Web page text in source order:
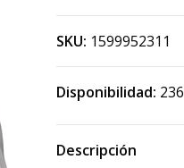
SKU: 1599952311
Disponibilidad: 236
Descripción